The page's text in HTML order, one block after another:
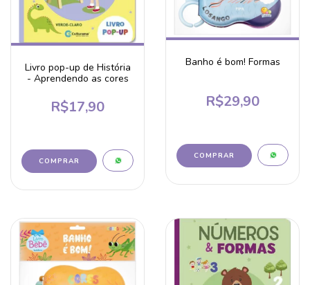
Livro pop-up de História
- Aprendendo as cores
R$17,90
Banho é bom! Formas
R$29,90